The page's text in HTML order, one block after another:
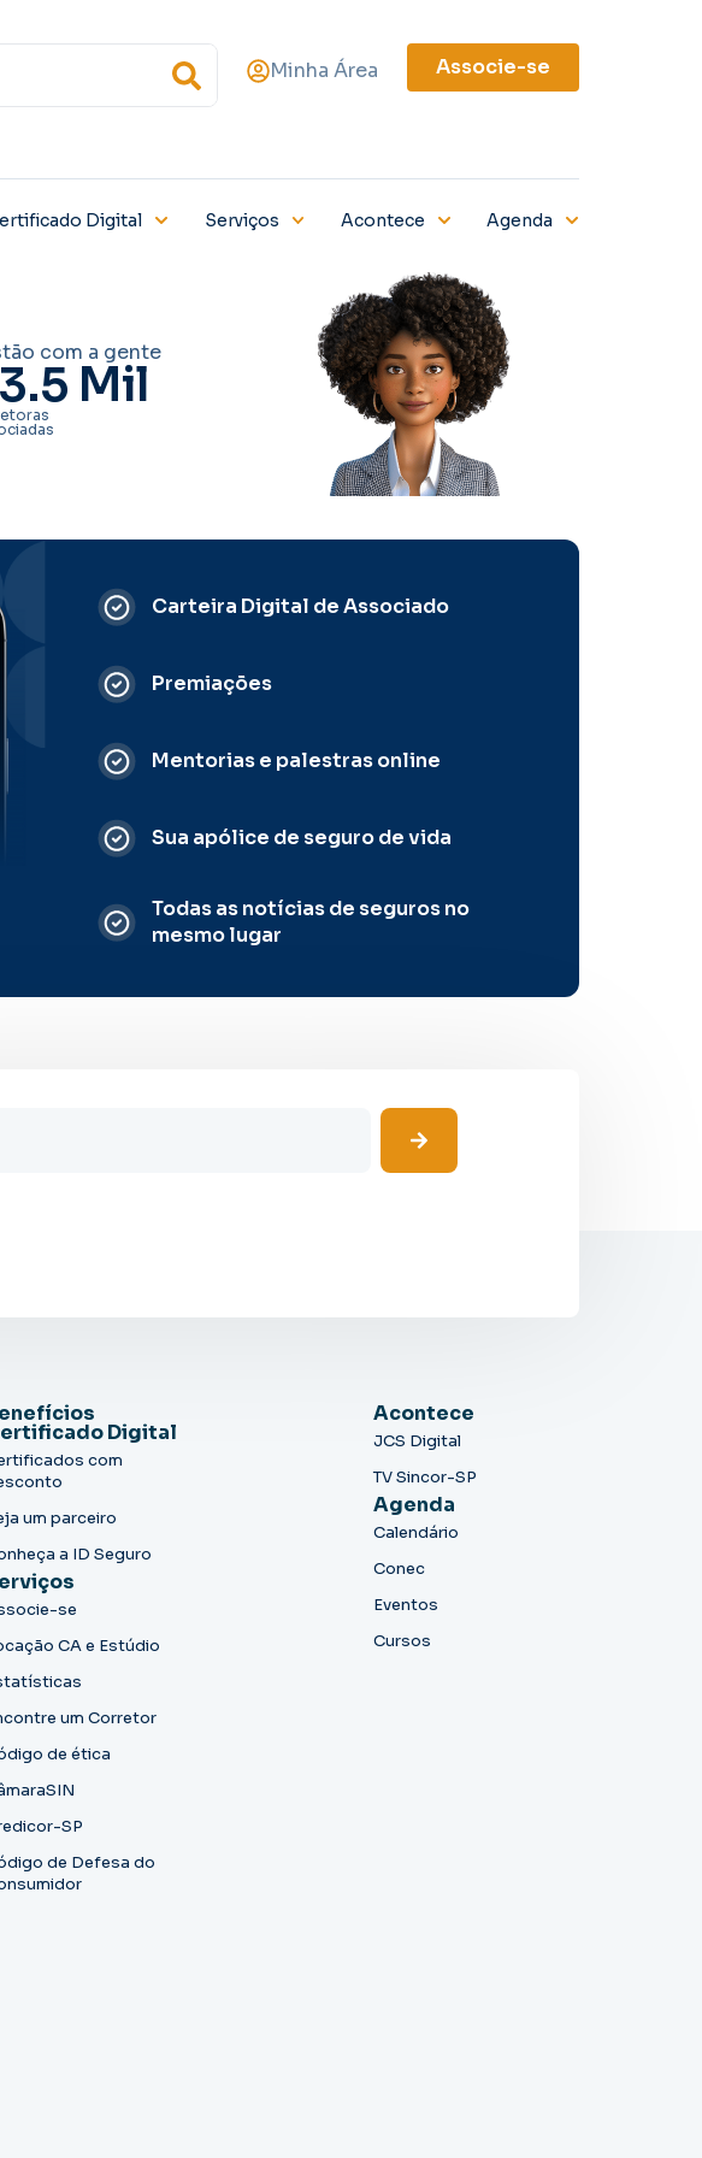
Minha Área Associe-se
Digital Serviços Acontece Agenda
com a gente
3.5 Mil
Carteira Digital de Associado
Premiações
Mentorias e palestras online
Sua apólice de seguro de vida
Todas as notícias de seguros no
mesmo lugar
Digital
com
um parceiro
a ID Seguro
se
CA e Estúdio
um Corretor
de ética
SP
de Defesa do
Acontece
JCS Digital
TV Sincor-SP
Agenda
Calendário
Conec
Eventos
Cursos